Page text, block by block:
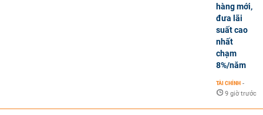
hàng mới,
đưa lãi
suất cao
nhất
chạm
8%/năm
TÀI CHÍNH -
9 giờ trước